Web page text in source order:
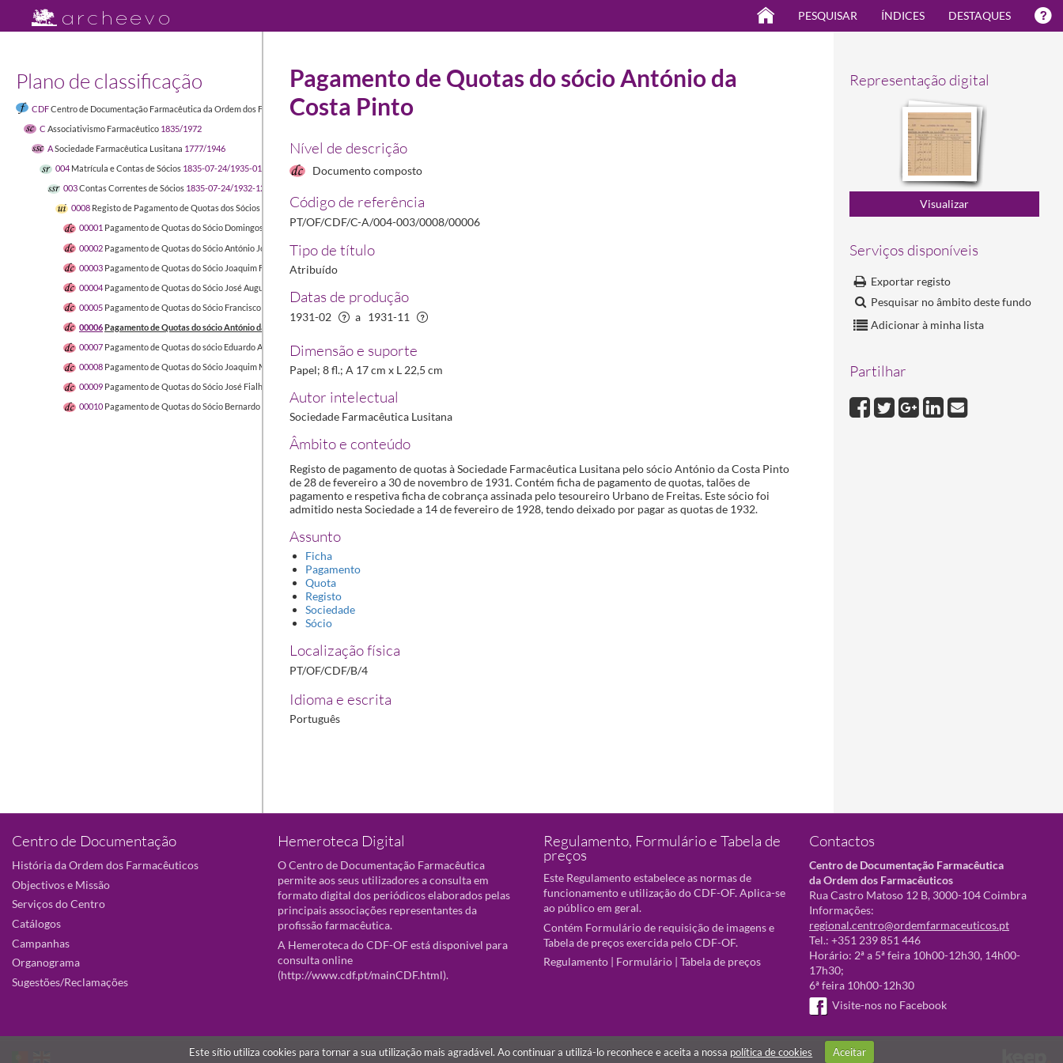
PESQUISAR ÍNDICES DESTAQUES
Plano de classificação
CDFCentro de Documentação Farmacêutica da Ordem dos Farmacêuticos 1449-04-22/2012
C Associativismo Farmacêutico 1835/1972
ASociedade Farmacêutica Lusitana 1777/1946
004 Matrícula e Contas de Sócios 1835-07-24/1935-01-11
003Contas Correntes de Sócios 1835-07-24/1932-12
0008 Registo de Pagamento de Quotas dos Sócios da Sociedade Farmacêutica Lusitana 1929-07-01/1932-12
00001 Pagamento de Quotas do Sócio Domingos João dos Reis 1929-07-01/1930-04-01
00002 Pagamento de Quotas do Sócio António José Pimentel Júnior 1930-02-01/1931-04-01
00003 Pagamento de Quotas do Sócio Joaquim Ferreira Pinto1930-02-01/1931-04-01
00004 Pagamento de Quotas do Sócio José Augusto de Figueiredo
00005 Pagamento de Quotas do Sócio Francisco Gomes Beirão
1931-01/1932-12
00006Pagamento de Quotas do sócio António da Costa Pinto
00007 Pagamento de Quotas do sócio Eduardo Alves de Almeida 1931-02-28/1932
00008 Pagamento de Quotas do Sócio Joaquim Monteiro da Fonseca 1931-04-30/1931-10-01
00009 Pagamento de Quotas do Sócio José Fialho Pulido
00010 Pagamento de Quotas do Sócio Bernardo Dias
Representação digital
Serviços disponíveis
Exportar registo
Pesquisar no âmbito deste fundo
Adicionar à minha lista
Partilhar
Pagamento de Quotas do sócio António da
Costa Pinto
Nível de descrição
Documento composto
Código de referência
PT/OF/CDF/C-A/004-003/0008/00006
Tipo de título
Atribuído
Datas de produção
1931-02 a 1931-11
Dimensão e suporte
Papel; 8 fl.; A 17 cm x L 22,5 cm
Autor intelectual
Sociedade Farmacêutica Lusitana
Âmbito e conteúdo
Registo de pagamento de quotas à Sociedade Farmacêutica Lusitana pelo sócio António da Costa Pinto
de 28 de fevereiro a 30 de novembro de 1931. Contém ficha de pagamento de quotas, talões de
pagamento e respetiva ficha de cobrança assinada pelo tesoureiro Urbano de Freitas. Este sócio foi
admitido nesta Sociedade a 14 de fevereiro de 1928, tendo deixado por pagar as quotas de 1932.
Assunto
Ficha
Pagamento
Quota
Registo
Sociedade
Sócio
Localização física
PT/OF/CDF/B/4
Idioma e escrita
Português
Centro de Documentação
História da Ordem dos Farmacêuticos
Objectivos e Missão
Serviços do Centro
Catálogos
Campanhas
Organograma
Sugestões/Reclamações
Hemeroteca Digital
O Centro de Documentação Farmacêutica
permite aos seus utilizadores a consulta em
formato digital dos periódicos elaborados pelas
principais associações representantes da
profissão farmacêutica.
A Hemeroteca do CDF-OF está disponivel para
consulta online
(http://www.cdf.pt/mainCDF.html).
Regulamento, Formulário e Tabela de
preços
Este Regulamento estabelece as normas de
funcionamento e utilização do CDF-OF. Aplica-se
ao público em geral.
Contém Formulário de requisição de imagens e
Tabela de preços exercida pelo CDF-OF.
Regulamento | Formulário | Tabela de preços
Contactos
Centro de Documentação Farmacêutica
da Ordem dos Farmacêuticos
Rua Castro Matoso 12 B, 3000-104 Coimbra
Informações:
regional.centro@ordemfarmaceuticos.pt
Tel.: +351 239 851 446
Horário: 2ª a 5ª feira 10h00-12h30, 14h00-
17h30;
6ª feira 10h00-12h30
Visite-nos no Facebook
Este sítio utiliza cookies para tornar a sua utilização mais agradável. Ao continuar a utilizá-lo reconhece e aceita a nossa política de cookies Aceitar